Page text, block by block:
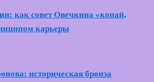
как совет Овечкина «копай,
карьеры
историческая бронза